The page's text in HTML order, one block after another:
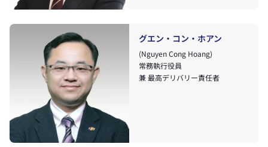
グエン・コン・ホアン
(Nguyen Cong Hoang)
常務執行役員
兼 最高デリバリー責任者